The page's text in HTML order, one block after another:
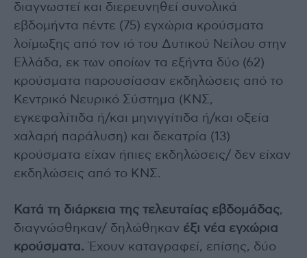
διαγνωστεί και διερευνηθεί συνολικά
εβδομήντα πέντε (75) εγχώρια κρούσματα
λοίμωξης από τον ιό του Δυτικού Νείλου στην
Ελλάδα, εκ των οποίων τα εξήντα δύο (62)
κρούσματα παρουσίασαν εκδηλώσεις από το
Κεντρικό Νευρικό Σύστημα (ΚΝΣ,
εγκεφαλίτιδα ή/και μηνιγγίτιδα ή/και οξεία
χαλαρή παράλυση) και δεκατρία (13)
κρούσματα είχαν ήπιες εκδηλώσεις/ δεν είχαν
εκδηλώσεις από το ΚΝΣ.
Κατά τη διάρκεια της τελευταίας εβδομάδας,
διαγνώσθηκαν/ δηλώθηκαν έξι νέα εγχώρια
κρούσματα. Έχουν καταγραφεί, επίσης, δύο